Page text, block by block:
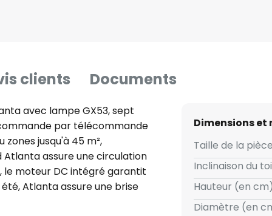
clients Documents
avec lampe GX53, sept
par télécommande
jusqu'à 45 m²,
assure une circulation
le moteur DC intégré garantit
Atlanta assure une brise
réversible permet de
Dimensions
Taille de la
Inclinaison du
Hauteur (en
Diamètre (en